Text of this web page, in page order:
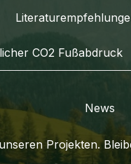
CO2 Fußabdruck
News
Projekten.